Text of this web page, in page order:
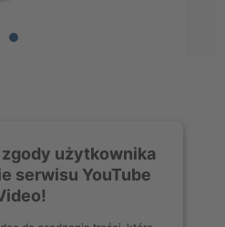
użytkownika
serwisu YouTube